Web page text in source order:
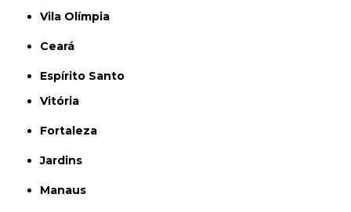
Vila Olímpia
Ceará
Espírito Santo
Vitória
Fortaleza
Jardins
Manaus